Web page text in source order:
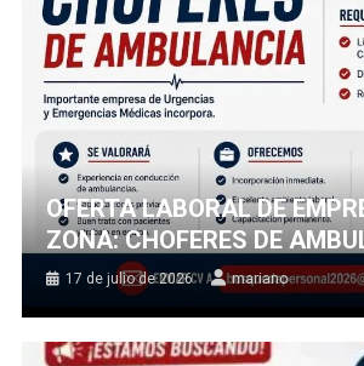
OFERTA LABORAL DE
ZONA: CHOFERES DE
17 de julio de 2026 mariano